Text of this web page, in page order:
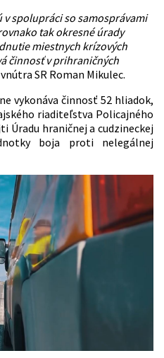
spolupráci so samosprávami
tak okresné úrady
miestnych krízových
činnosť v prihraničných
SR Roman Mikulec.
vykonáva činnosť 52 hliadok,
riaditeľstva Policajného
Úradu hraničnej a cudzineckej
boja proti nelegálnej